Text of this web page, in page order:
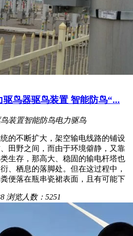
驱鸟器驱鸟装置 智能防鸟“...
装置智能防鸟电力驱鸟
不断扩大，架空输电线路的铺设
田野之间，而由于环境僻静，又靠
生存，那高大、稳固的输电杆塔也
、栖息的落脚处。但在这过程中，
便落在瓶串瓷裙表面，且有可能下
浏览人数：5251